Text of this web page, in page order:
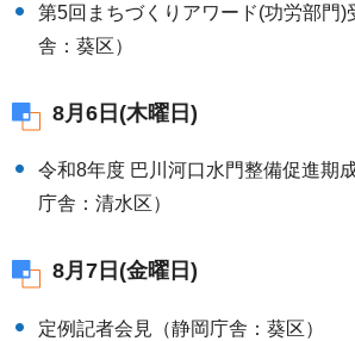
第5回まちづくりアワード(功労部門)
舎：葵区）
8月6日(木曜日)
令和8年度 巴川河口水門整備促進期
庁舎：清水区）
8月7日(金曜日)
定例記者会見（静岡庁舎：葵区）